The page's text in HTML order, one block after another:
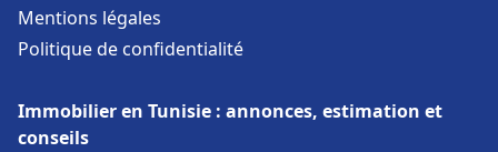
Mentions légales
Politique de confidentialité
Immobilier en Tunisie : annonces, estimation et
conseils